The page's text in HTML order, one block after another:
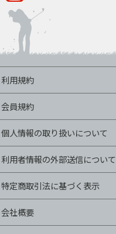
利用規約
会員規約
個人情報の取り扱いについて
利用者情報の外部送信について
特定商取引法に基づく表示
会社概要